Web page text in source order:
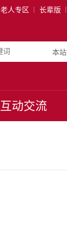
老人专区 长辈版
互动交流